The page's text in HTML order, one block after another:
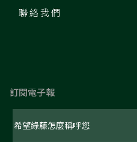
聯絡我們
訂閱電子報